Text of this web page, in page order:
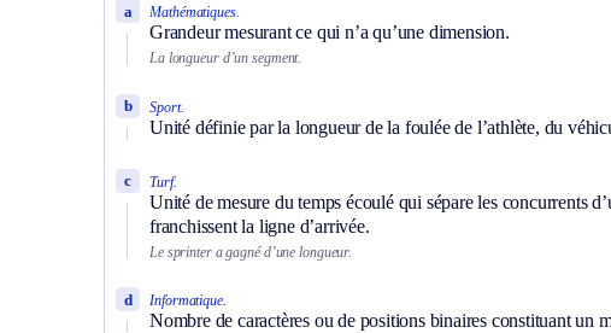
Mathématiques.
Grandeur mesurant ce qui n’a qu’une dimension.
a
La longueur d’un segment.
Sport.
Unité définie par la longueur de la foulée de l’athlète, du
b
Turf.
Unité de mesure du temps écoulé qui sépare les concurrents
franchissent la ligne d’arrivée.
c
Le sprinter a gagné d’une longueur.
Informatique.
Nombre de caractères ou de positions binaires constituant un
d